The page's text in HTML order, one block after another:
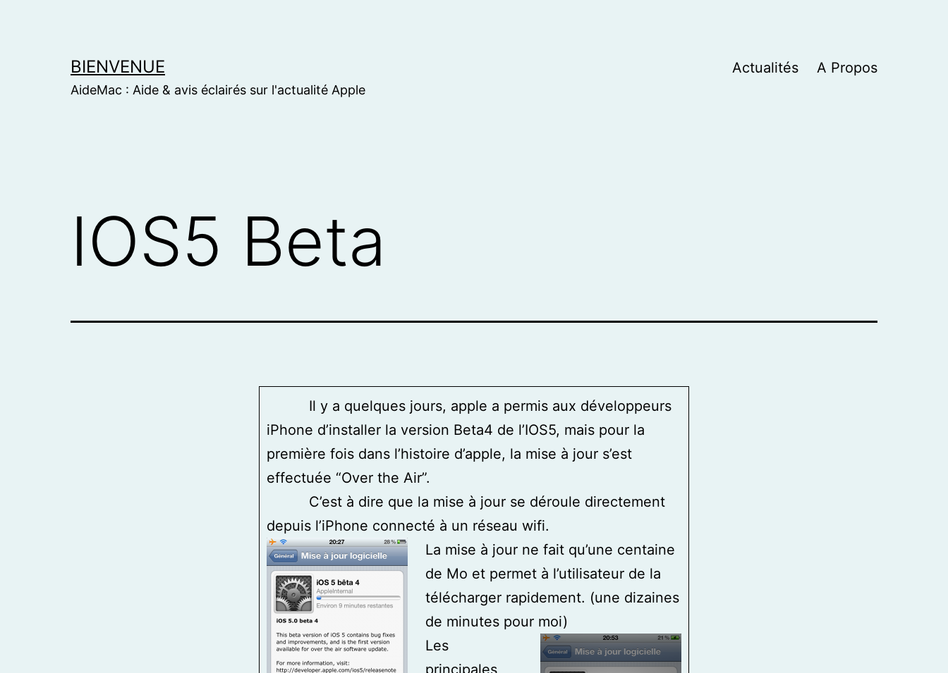
BIENVENUE
AideMac : Aide & avis éclairés sur l'actualité Apple
Actualités A Propos
IOS5 Beta
Il y a quelques jours, apple a permis aux développeurs
iPhone d’installer la version Beta4 de l’IOS5, mais pour la
première fois dans l’histoire d’apple, la mise à jour s’est
effectuée “Over the Air”.
C’est à dire que la mise à jour se déroule directement
depuis l’iPhone connecté à un réseau wifi.
La mise à jour ne fait qu’une centaine
de Mo et permet à l’utilisateur de la
télécharger rapidement. (une dizaines
de minutes pour moi)
Les
principales